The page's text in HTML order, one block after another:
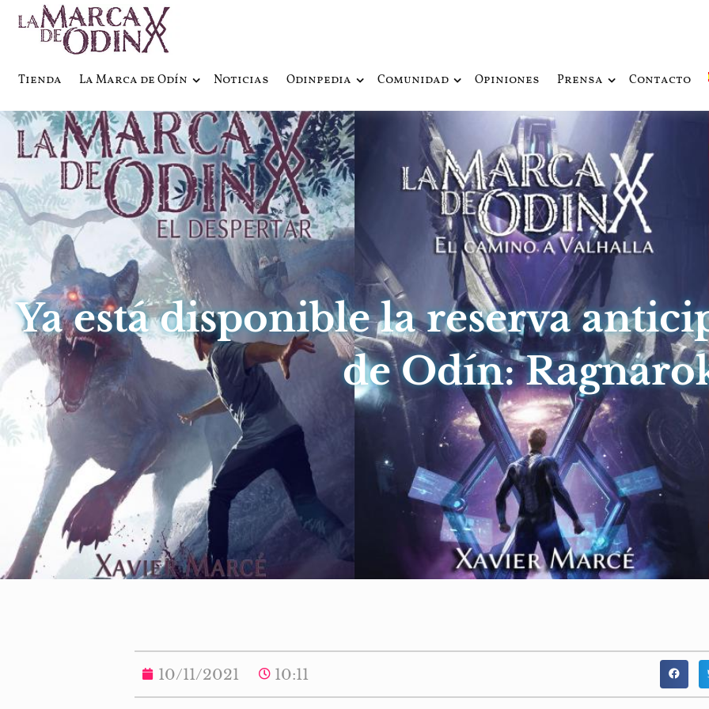
Tienda La Marca de Odín Noticias Odinpedia Comunidad Opiniones Prensa Contacto
Ya está disponible la reserva
de Odín:
10/11/2021 10:11